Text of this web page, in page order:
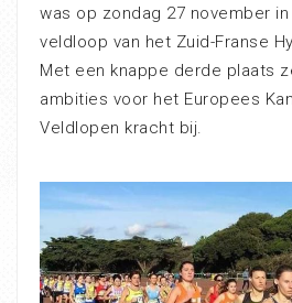
was op zondag 27 november
veldloop van het Zuid-Franse
Met een knappe derde plaats
ambities voor het Europees
Veldlopen kracht bij.